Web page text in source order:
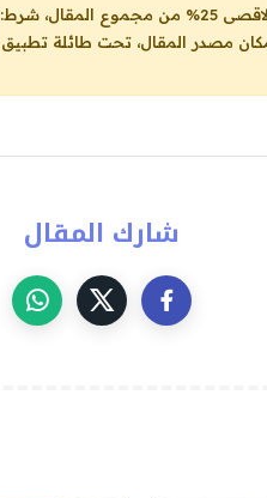
ووضع رابط
مصدر المقال، تحت طائلة تطبيق
شارك المقال